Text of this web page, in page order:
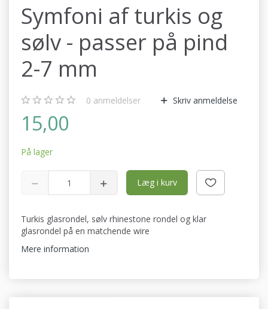
Symfoni af turkis og
sølv - passer på pind
2-7 mm
0 anmeldelser Skriv anmeldelse
15,00
På lager
Læg i kurv
Turkis glasrondel, sølv rhinestone rondel og klar
glasrondel på en matchende wire
Mere information